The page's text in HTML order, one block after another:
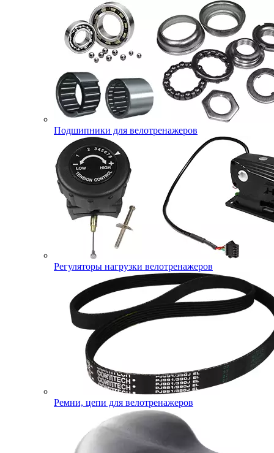
Подшипники для велотренажеров
Регуляторы нагрузки велотренажеров
Ремни, цепи для велотренажеров